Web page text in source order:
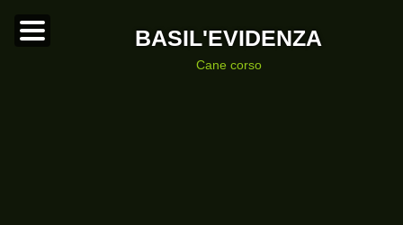
BASIL'EVIDENZA
cane corso